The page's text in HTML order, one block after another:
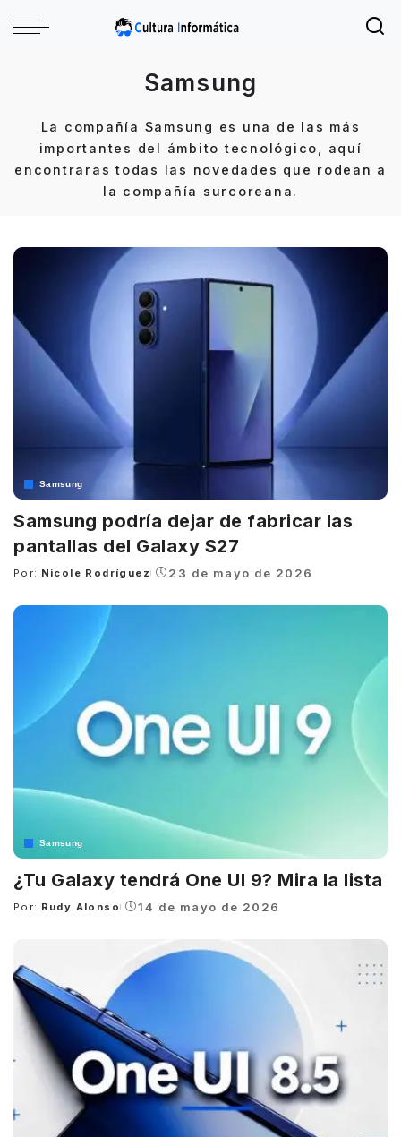
Samsung
La compañía Samsung es una de las más
importantes del ámbito tecnológico, aquí
encontraras todas las novedades que rodean a
la compañía surcoreana.
Samsung
Samsung podría dejar de fabricar las
pantallas del Galaxy S27
Posted
Por: Nicole Rodríguez 23 de mayo de 2026
Samsung
¿Tu Galaxy tendrá One UI 9? Mira la lista
Posted
Por: Rudy Alonso 14 de mayo de 2026